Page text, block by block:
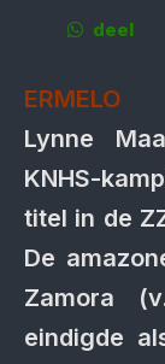
deel
ERMELO
Lynne
KNHS-
titel in de
De
Zamora
eindigde